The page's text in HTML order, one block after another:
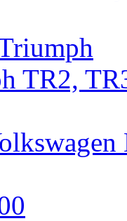
TR2,